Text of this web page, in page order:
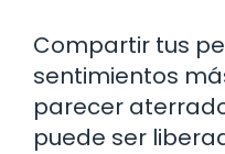
Compartir tus
sentimientos
parecer
puede ser